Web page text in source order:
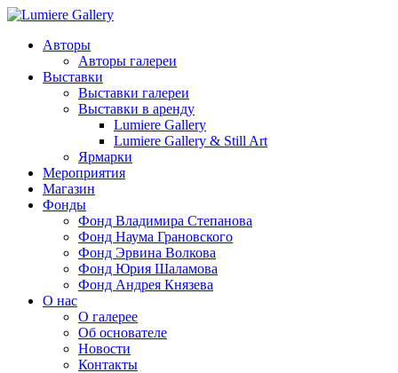
Авторы
Авторы галереи
Выставки
Выставки галереи
Выставки в аренду
Lumiere Gallery
Lumiere Gallery & Still Art
Ярмарки
Мероприятия
Магазин
Фонды
Фонд Владимира Степанова
Фонд Наума Грановского
Фонд Эрвина Волкова
Фонд Юрия Шаламова
Фонд Андрея Князева
О нас
О галерее
Об основателе
Новости
Контакты